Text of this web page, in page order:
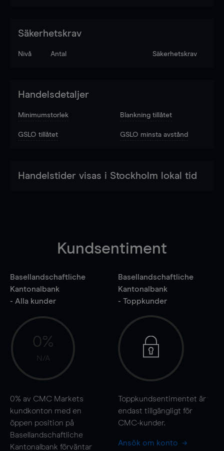
Säkerhetskrav
Nivå Antal Säkerhetskrav
Handelsdetaljer
Minimumstorlek Blankning tillåtet
GSLO tillåtet GSLO minsta avstånd
Handelstider visas i Stockholm lokal tid
Kundsentiment
Basellandschaftliche
Kantonalbank
- Alla kunder
0%
N/A
0% av CMC Markets
kundkonton med en
öppen position på
Basellandschaftliche
Kantonalbank förväntar
Basellandschaftliche
Kantonalbank
- Toppkunder
Toppkundsentimentet är
endast tillgängligt för
CMC-kunder.
Ansök om konto